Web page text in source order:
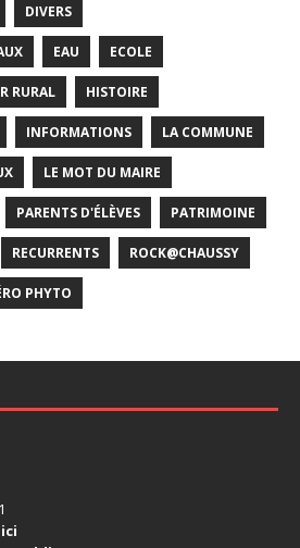
DIVERS
EAU ECOLE
RURAL HISTOIRE
INFORMATIONS LA COMMUNE
LE MOT DU MAIRE
PARENTS D'ÉLÈVES PATRIMOINE
RECURRENTS ROCK@CHAUSSY
PHYTO